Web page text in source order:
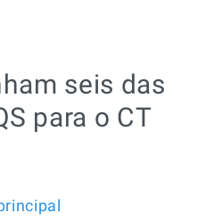
seis das
para o CT